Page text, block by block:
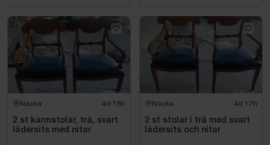
Nacka 4d 18h
2 st karmstolar, trä, svart
lädersits med nitar
Nacka 4d 17h
2 st stolar i trä med svart
lädersits och nitar